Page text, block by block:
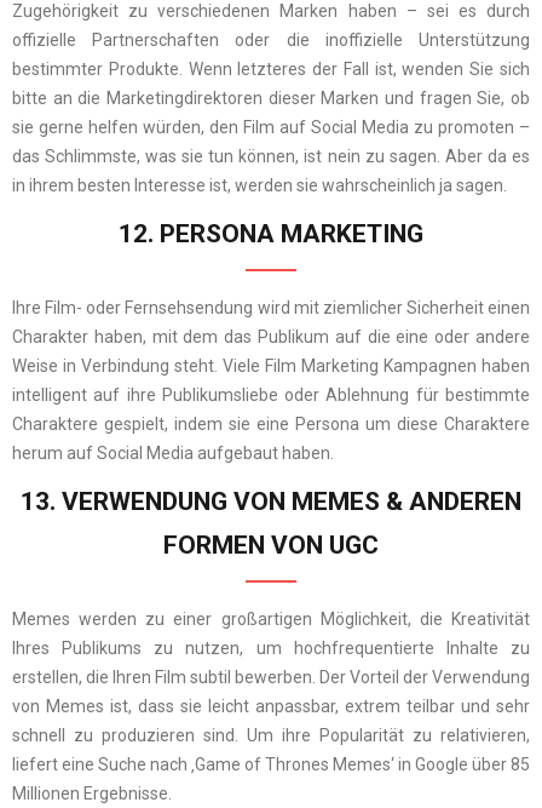
Zugehörigkeit zu verschiedenen Marken haben – sei es durch
offizielle Partnerschaften oder die inoffizielle Unterstützung
bestimmter Produkte. Wenn letzteres der Fall ist, wenden Sie sich
bitte an die Marketingdirektoren dieser Marken und fragen Sie, ob
sie gerne helfen würden, den Film auf Social Media zu promoten –
das Schlimmste, was sie tun können, ist nein zu sagen. Aber da es
in ihrem besten Interesse ist, werden sie wahrscheinlich ja sagen.
12. PERSONA MARKETING
Ihre Film- oder Fernsehsendung wird mit ziemlicher Sicherheit einen
Charakter haben, mit dem das Publikum auf die eine oder andere
Weise in Verbindung steht. Viele Film Marketing Kampagnen haben
intelligent auf ihre Publikumsliebe oder Ablehnung für bestimmte
Charaktere gespielt, indem sie eine Persona um diese Charaktere
herum auf Social Media aufgebaut haben.
13. VERWENDUNG VON MEMES & ANDEREN
FORMEN VON UGC
Memes werden zu einer großartigen Möglichkeit, die Kreativität
Ihres Publikums zu nutzen, um hochfrequentierte Inhalte zu
erstellen, die Ihren Film subtil bewerben. Der Vorteil der Verwendung
von Memes ist, dass sie leicht anpassbar, extrem teilbar und sehr
schnell zu produzieren sind. Um ihre Popularität zu relativieren,
liefert eine Suche nach ‚Game of Thrones Memes‘ in Google über 85
Millionen Ergebnisse.